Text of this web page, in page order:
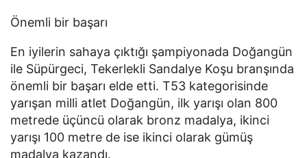
Önemli bir başarı
En iyilerin sahaya çıktığı şampiyonada Doğangün
ile Süpürgeci, Tekerlekli Sandalye Koşu branşında
önemli bir başarı elde etti. T53 kategorisinde
yarışan milli atlet Doğangün, ilk yarışı olan 800
metrede üçüncü olarak bronz madalya, ikinci
yarışı 100 metre de ise ikinci olarak gümüş
madalya kazandı.